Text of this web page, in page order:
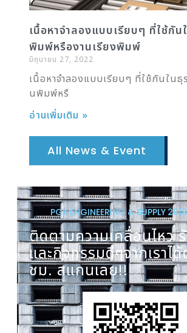
เนื้อหาจำลองแบบเรียบๆ ที่ใช้กัน
พิมพ์หรืองานเรียงพิมพ์
มิถุนายน 27, 2022
เนื้อหาจำลองแบบเรียบๆ ที่ใช้กันในธุ
นพิมพ์หรื
อ่านเพิ่มเติม »
All News & Event
PGK ENGINEERING & SUPPLY
ติดตามความเคลื่อนไหว
และกิจกรรมดีๆจากเราไ
ชม. สแกนเลย!!